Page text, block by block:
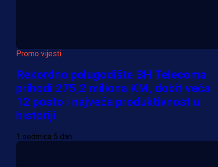
Promo vijesti
Rekordno polugodište BH Telecoma:
prihodi 275,2 miliona KM, dobit veća
12 posto i najveća produktivnost u
historiji
1 sedmica 5 dan